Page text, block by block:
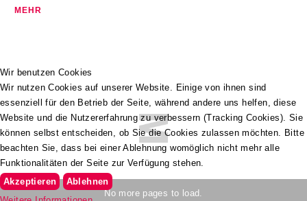
No more pages to load.
Wir benutzen Cookies
Wir nutzen Cookies auf unserer Website. Einige von ihnen sind
essenziell für den Betrieb der Seite, während andere uns helfen, diese
Website und die Nutzererfahrung zu verbessern (Tracking Cookies). Sie
können selbst entscheiden, ob Sie die Cookies zulassen möchten. Bitte
beachten Sie, dass bei einer Ablehnung womöglich nicht mehr alle
Funktionalitäten der Seite zur Verfügung stehen.
Akzeptieren
Ablehnen